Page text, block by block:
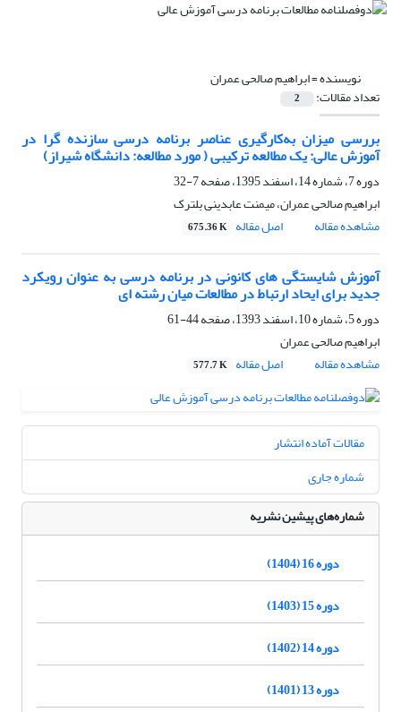
نویسنده =ابراهیم صالحی عمران
تعداد مقالات: 2
بررسی میزان به‌کارگیری عناصر برنامه درسی سازنده گرا در
آموزش عالی: یک مطالعه ترکیبی ( مورد مطالعه: دانشگاه شیراز)
دوره 7، شماره 14، اسفند 1395، صفحه
7-32
ابراهیم صالحی عمران، میمنت عابدینی بلترک
مشاهده مقاله
اصل مقاله 675.36 K
آموزش شایستگی های کانونی در برنامه درسی به عنوان رویکرد
جدید برای ایحاد ارتباط در مطالعات میان رشته ای
دوره 5، شماره 10، اسفند 1393، صفحه
44-61
ابراهیم صالحی عمران
مشاهده مقاله
اصل مقاله 577.7 K
مقالات آماده انتشار
شماره جاری
شماره‌های پیشین نشریه
دوره 16 (1404)
دوره 15 (1403)
دوره 14 (1402)
دوره 13 (1401)